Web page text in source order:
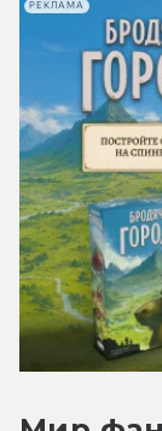
РЕКЛАМА